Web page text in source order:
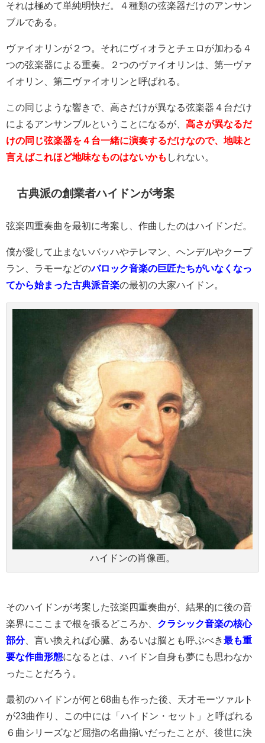
それは極めて単純明快だ。４種類の弦楽器だけのアンサン
ブルである。
ヴァイオリンが２つ。それにヴィオラとチェロが加わる４
つの弦楽器による重奏。２つのヴァイオリンは、第一ヴァ
イオリン、第二ヴァイオリンと呼ばれる。
この同じような響きで、高さだけが異なる弦楽器４台だけ
によるアンサンブルということになるが、 高さが異なるだ
けの同じ弦楽器を４台一緒に演奏するだけなので、地味と
言えばこれほど地味なものはないかも しれない。
古典派の創業者ハイドンが考案
弦楽四重奏曲を最初に考案し、作曲したのはハイドンだ。
僕が愛して止まないバッハやテレマン、ヘンデルやクープ
ラン、ラモーなどのバロック音楽の巨匠たちがいなくなっ
てから始まった古典派音楽の最初の大家ハイドン。
ハイドンの肖像画。
そのハイドンが考案した弦楽四重奏曲が、結果的に後の音
楽界に ここまで根を張るどころか、 クラシック音楽の核心
部分、言い換えれば心臓、あるいは脳とも呼ぶべき最も重
要な作曲形態になるとは、ハイドン自身も夢にも思わなか
ったことだろう。
最初のハイドンが何と68曲も作った後、天才モーツァルト
が23曲作り、この中には「ハイドン・セット」と呼ばれる
６曲シリーズなど屈指の名曲揃いだったことが、後世に決